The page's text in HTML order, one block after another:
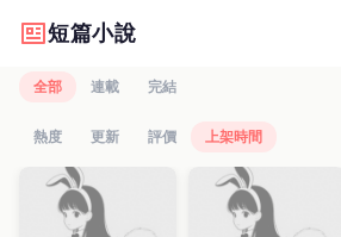
短篇小說
全部 連載 完結
熱度 更新 評價 上架時間